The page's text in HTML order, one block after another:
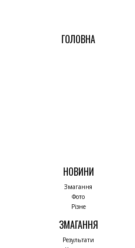
ГОЛОВНА
НОВИНИ
Змагання
Фото
Різне
ЗМАГАННЯ
Результати